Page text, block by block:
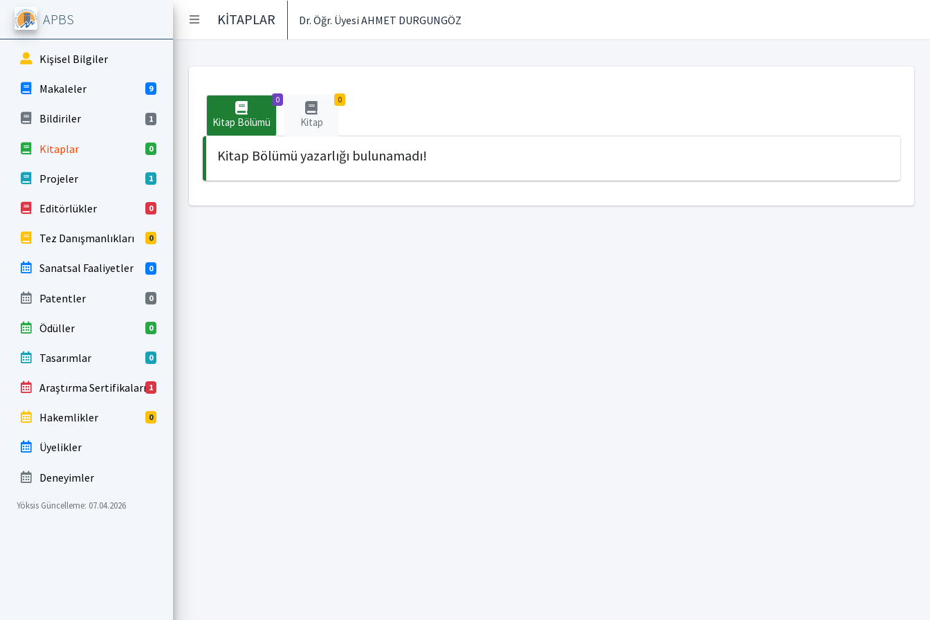
KİTAPLAR Dr. Öğr. Üyesi AHMET DURGUNGÖZ
APBS
Kişisel Bilgiler
Makaleler 9
Bildiriler 1
Kitaplar 0
Projeler 1
Editörlükler 0
Tez Danışmanlıkları 0
Sanatsal Faaliyetler 0
Patentler 0
Ödüller 0
Tasarımlar 0
Araştırma Sertifikaları 1
Hakemlikler 0
Üyelikler
Deneyimler
Yöksis Güncelleme: 07.04.2026
0
Kitap Bölümü
0
Kitap
Kitap Bölümü yazarlığı bulunamadı!